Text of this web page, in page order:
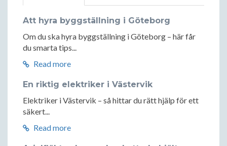
Att hyra byggställning i Göteborg
Om du ska hyra byggställning i Göteborg – här får
du smarta tips...
Read more
En riktig elektriker i Västervik
Elektriker i Västervik – så hittar du rätt hjälp för ett
säkert...
Read more